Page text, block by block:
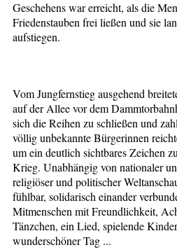
Geschehens war erreicht, als die
Friedenstauben frei ließen und sie
aufstiegen.
Vom Jungfernstieg ausgehend
auf der Allee vor dem
sich die Reihen zu schließen und
völlig unbekannte Bürgerinnen
um ein deutlich sichtbares Zeichen
Krieg. Unabhängig von nationaler
religiöser und politischer
fühlbar, solidarisch einander
Mitmenschen mit Freundlichkeit,
Tänzchen, ein Lied, spielende
wunderschöner Tag ...